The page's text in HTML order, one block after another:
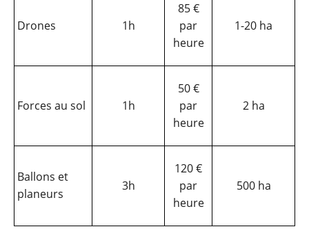
Drones 1h
85 €
par
heure
1-20 ha
Forces au sol 1h
50 €
par
heure
2 ha
Ballons et
planeurs
3h
120 €
par
heure
500 ha